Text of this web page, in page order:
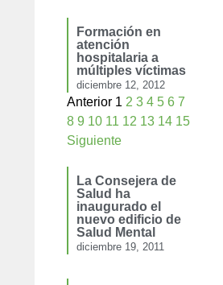
Formación en
atención
hospitalaria a
múltiples víctimas
diciembre 12, 2012
Anterior 1 2 3 4 5 6 7
8 9 10 11 12 13 14 15
Siguiente
La Consejera de
Salud ha
inaugurado el
nuevo edificio de
Salud Mental
diciembre 19, 2011